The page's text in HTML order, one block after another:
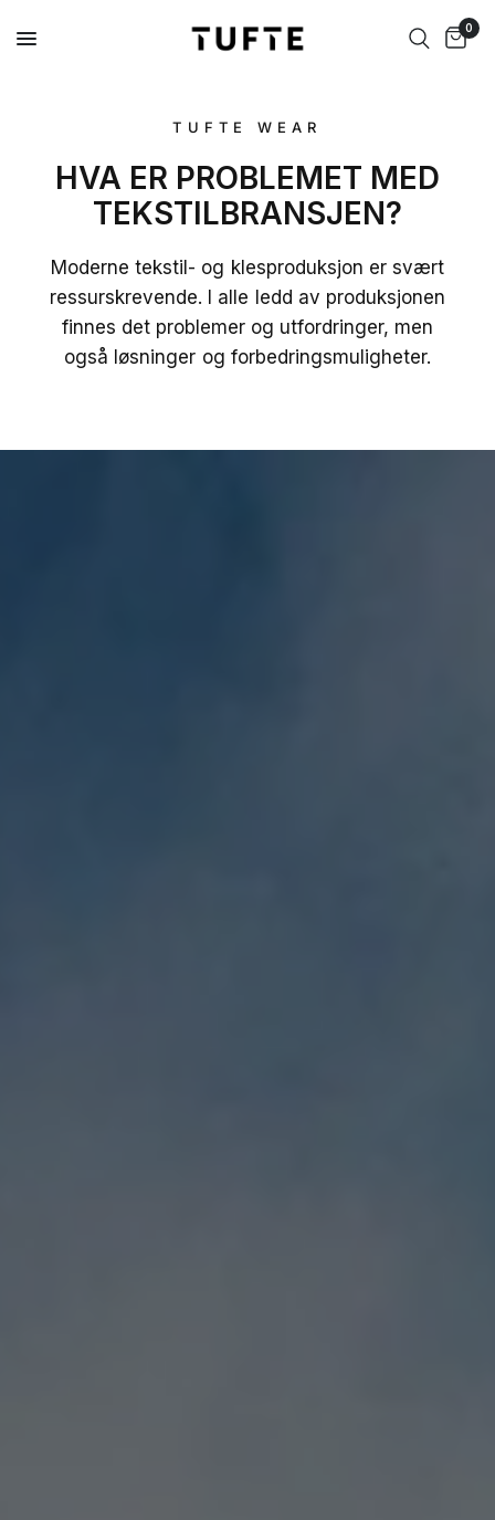
0
TUFTE WEAR
HVA ER PROBLEMET MED
TEKSTILBRANSJEN?
Moderne tekstil- og klesproduksjon er svært
ressurskrevende. I alle ledd av produksjonen
finnes det problemer og utfordringer, men
også løsninger og forbedringsmuligheter.